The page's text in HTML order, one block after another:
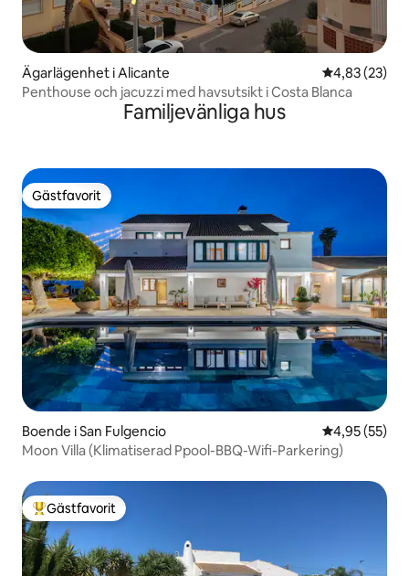
Ägarlägenhet i Alicante 4,83 av 5 i
4,83 (23)
Penthouse och jacuzzi med havsutsikt i Costa Blanca
Familjevänliga hus
Gästfavorit
Gästfavorit
Boende i San Fulgencio 4,95 av 5 i
4,95 (55)
Moon Villa (Klimatiserad Ppool-BBQ-Wifi-Parkering)
Populär gästfavorit
Gästfavorit